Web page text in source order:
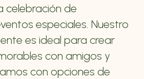
celebración de
especiales. Nuestro
es ideal para crear
con amigos y
con opciones de